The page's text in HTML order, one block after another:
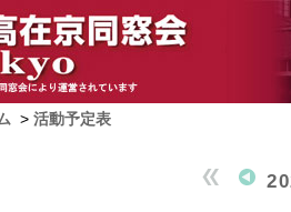
> 活動予定表